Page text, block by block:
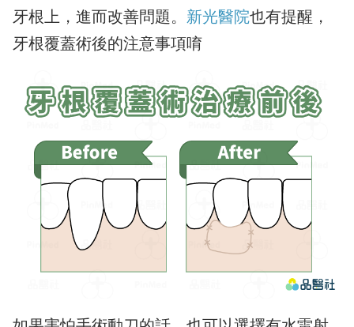
牙根上，進而改善問題。 新光醫院也有提醒，
牙根覆蓋術後的注意事項唷